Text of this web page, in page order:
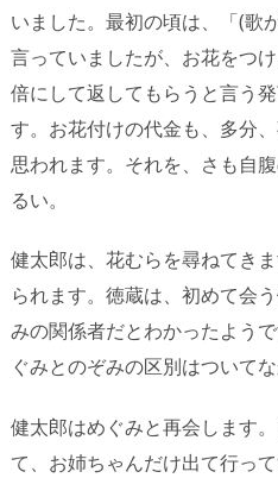
いました。最初の頃は、「(歌
言っていましたが、お花をつ
倍にして返してもらうと言う
す。お花付けの代金も、多分
思われます。それを、さも自
るい。
健太郎は、花むらを尋ねてき
られます。徳蔵は、初めて会
みの関係者だとわかったよう
ぐみとのぞみの区別はついて
健太郎はめぐみと再会します
て、お姉ちゃんだけ出て行っ